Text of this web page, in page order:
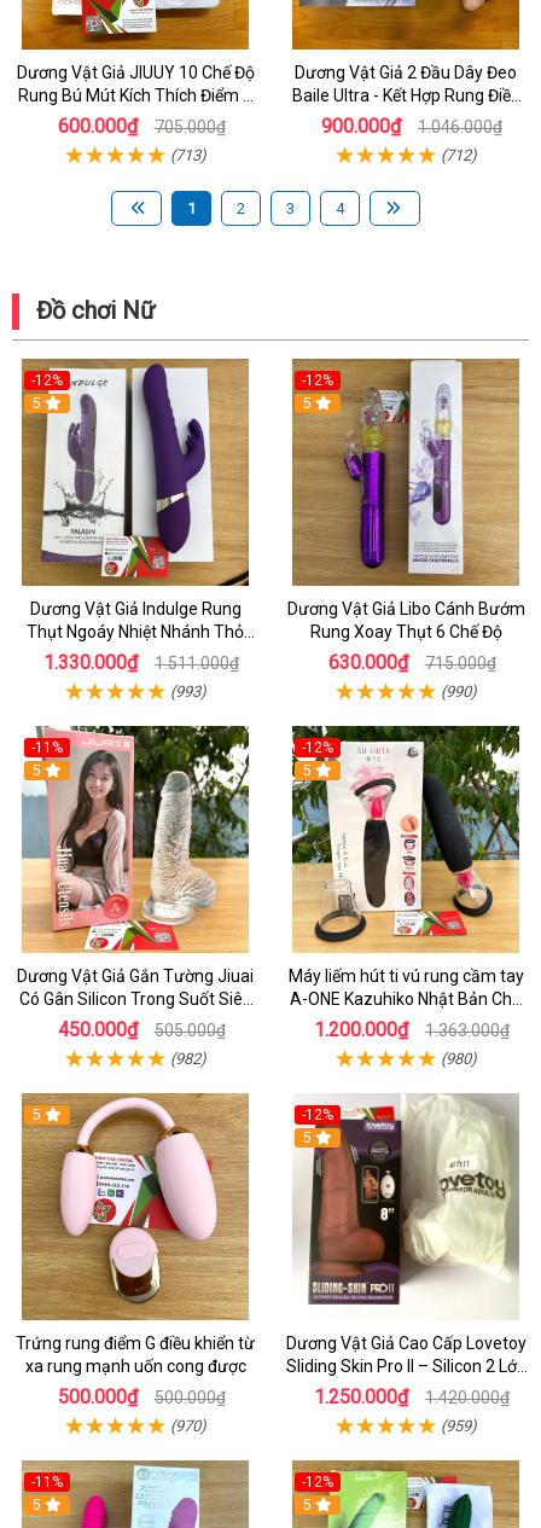
Dương Vật Giả JIUUY 10 Chế Độ
Rung Bú Mút Kích Thích Điểm G
Cho Nữ
600.000₫ 705.000₫
(713)
Dương Vật Giả 2 Đầu Dây Đeo
Baile Ultra - Kết Hợp Rung Điều
Khiển - Đồ Chơi Dành Cho les
900.000₫ 1.046.000₫
(712)
1 2 3 4
Đồ chơi Nữ
-12%
5
Dương Vật Giả Indulge Rung
Thụt Ngoáy Nhiệt Nhánh Thỏ
Kích Điểm G
1.330.000₫ 1.511.000₫
(993)
-12%
5
Dương Vật Giả Libo Cánh Bướm
Rung Xoay Thụt 6 Chế Độ
630.000₫ 715.000₫
(990)
-11%
5
Dương Vật Giả Gắn Tường Jiuai
Có Gân Silicon Trong Suốt Siêu
Mềm
450.000₫ 505.000₫
(982)
-12%
5
Máy liếm hút ti vú rung cầm tay
A-ONE Kazuhiko Nhật Bản Cho
Nữ massage
1.200.000₫ 1.363.000₫
(980)
5
Trứng rung điểm G điều khiển từ
xa rung mạnh uốn cong được
500.000₫ 500.000₫
(970)
-12%
5
Dương Vật Giả Cao Cấp Lovetoy
Sliding Skin Pro II – Silicon 2 Lớp
Mềm Mịn, Rung Đa Tần Từ Xa
1.250.000₫ 1.420.000₫
(959)
-11%
5
-12%
5